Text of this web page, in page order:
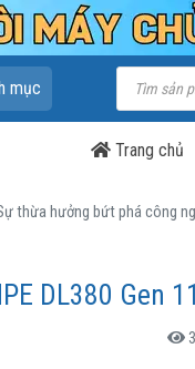
mục
Tìm
kiếm
sản
phẩm
Trang chủ
thừa hưởng bứt phá công
DL380 Gen